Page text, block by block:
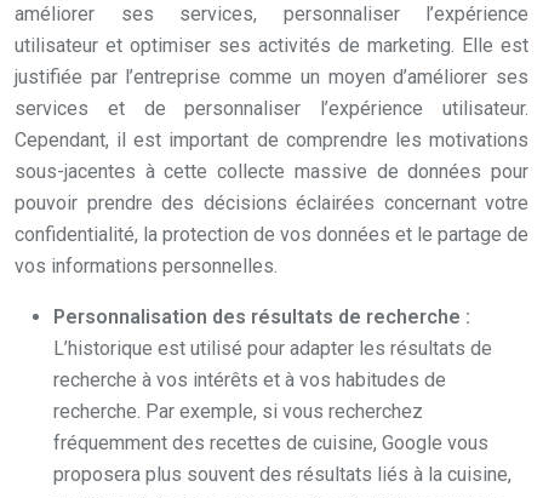
améliorer ses services, personnaliser l’expérience
utilisateur et optimiser ses activités de marketing. Elle est
justifiée par l’entreprise comme un moyen d’améliorer ses
services et de personnaliser l’expérience utilisateur.
Cependant, il est important de comprendre les motivations
sous-jacentes à cette collecte massive de données pour
pouvoir prendre des décisions éclairées concernant votre
confidentialité, la protection de vos données et le partage de
vos informations personnelles.
Personnalisation des résultats de recherche :
L’historique est utilisé pour adapter les résultats de
recherche à vos intérêts et à vos habitudes de
recherche. Par exemple, si vous recherchez
fréquemment des recettes de cuisine, Google vous
proposera plus souvent des résultats liés à la cuisine,